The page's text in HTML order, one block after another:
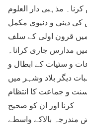
مذہبی دار العلوم
کی دینی و دنیوی مکمل
قرون اولی کے سلف
مدارس جاری کرانا۔
و سئیات کے ابطال و
دیگر بلاد وشہر میں
و جماعت کا انتظام
کرنا اور ان کو صحیح
بالاکے واسطے